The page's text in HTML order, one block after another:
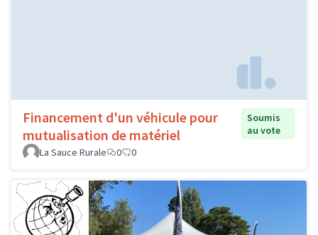
Financement d'un véhicule pour
mutualisation de matériel
Soumis
au vote
La Sauce Rurale
0 0